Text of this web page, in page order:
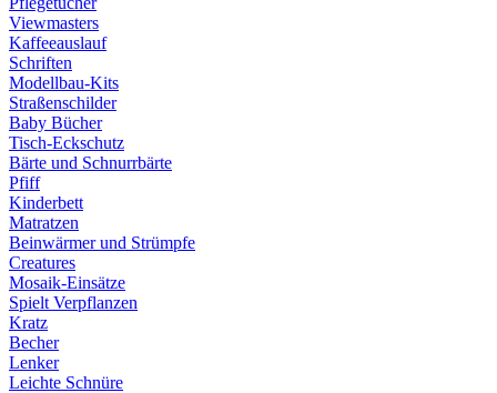
Viewmasters
Kaffeeauslauf
Schriften
Modellbau-Kits
Straßenschilder
Baby Bücher
Tisch-Eckschutz
Bärte und Schnurrbärte
Pfiff
Kinderbett
Matratzen
Beinwärmer und Strümpfe
Creatures
Mosaik-Einsätze
Spielt Verpflanzen
Kratz
Becher
Lenker
Leichte Schnüre